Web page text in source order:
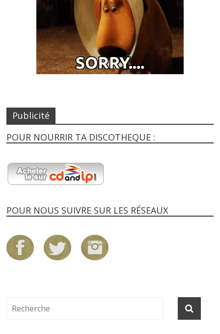
Publicité
POUR NOURRIR TA DISCOTHEQUE :
POUR NOUS SUIVRE SUR LES RÉSEAUX